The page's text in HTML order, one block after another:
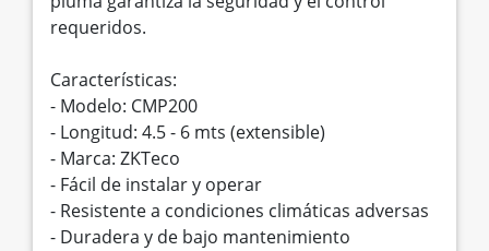
requeridos.
Características:
- Modelo: CMP200
- Longitud: 4.5 - 6 mts (extensible)
- Marca: ZKTeco
- Fácil de instalar y operar
- Resistente a condiciones climáticas adversas
- Duradera y de bajo mantenimiento